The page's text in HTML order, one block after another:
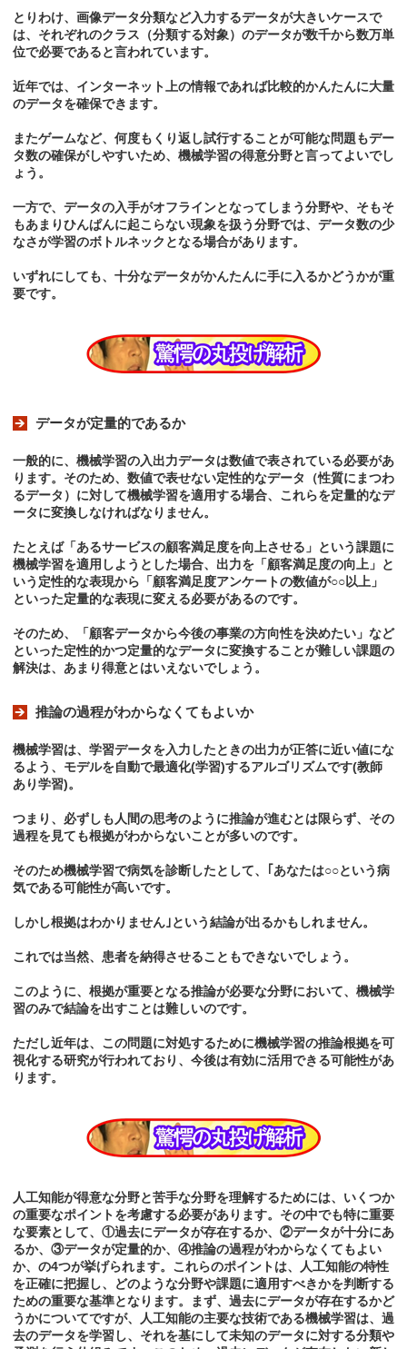
とりわけ、画像データ分類など入力するデータが大きいケースで
は、それぞれのクラス（分類する対象）のデータが数千から数万単
位で必要であると言われています。
近年では、インターネット上の情報であれば比較的かんたんに大量
のデータを確保できます。
またゲームなど、何度もくり返し試行することが可能な問題もデー
タ数の確保がしやすいため、機械学習の得意分野と言ってよいでし
ょう。
一方で、データの入手がオフラインとなってしまう分野や、そもそ
もあまりひんぱんに起こらない現象を扱う分野では、データ数の少
なさが学習のボトルネックとなる場合があります。
いずれにしても、十分なデータがかんたんに手に入るかどうかが重
要です。
データが定量的であるか
一般的に、機械学習の入出力データは数値で表されている必要があ
ります。そのため、数値で表せない定性的なデータ（性質にまつわ
るデータ）に対して機械学習を適用する場合、これらを定量的なデ
ータに変換しなければなりません。
たとえば「あるサービスの顧客満足度を向上させる」という課題に
機械学習を適用しようとした場合、出力を「顧客満足度の向上」と
いう定性的な表現から「顧客満足度アンケートの数値が○○以上」
といった定量的な表現に変える必要があるのです。
そのため、「顧客データから今後の事業の方向性を決めたい」など
といった定性的かつ定量的なデータに変換することが難しい課題の
解決は、あまり得意とはいえないでしょう。
推論の過程がわからなくてもよいか
機械学習は、学習データを入力したときの出力が正答に近い値にな
るよう、モデルを自動で最適化(学習)するアルゴリズムです(教師
あり学習)。
つまり、必ずしも人間の思考のように推論が進むとは限らず、その
過程を見ても根拠がわからないことが多いのです。
そのため機械学習で病気を診断したとして、｢あなたは○○という病
気である可能性が高いです。
しかし根拠はわかりません｣という結論が出るかもしれません。
これでは当然、患者を納得させることもできないでしょう。
このように、根拠が重要となる推論が必要な分野において、機械学
習のみで結論を出すことは難しいのです。
ただし近年は、この問題に対処するために機械学習の推論根拠を可
視化する研究が行われており、今後は有効に活用できる可能性があ
ります。
人工知能が得意な分野と苦手な分野を理解するためには、いくつか
の重要なポイントを考慮する必要があります。その中でも特に重要
な要素として、①過去にデータが存在するか、②データが十分にあ
るか、③データが定量的か、④推論の過程がわからなくてもよい
か、の4つが挙げられます。これらのポイントは、人工知能の特性
を正確に把握し、どのような分野や課題に適用すべきかを判断する
ための重要な基準となります。まず、過去にデータが存在するかど
うかについてですが、人工知能の主要な技術である機械学習は、過
去のデータを学習し、それを基にして未知のデータに対する分類や